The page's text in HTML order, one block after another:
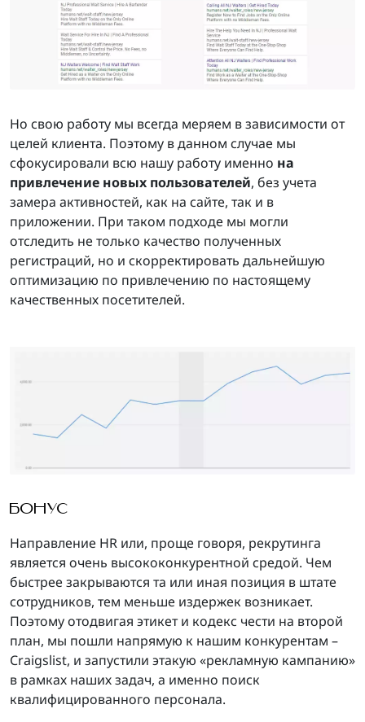
Но свою работу мы всегда меряем в зависимости от
целей клиента. Поэтому в данном случае мы
сфокусировали всю нашу работу именно на
привлечение новых пользователей, без учета
замера активностей, как на сайте, так и в
приложении. При таком подходе мы могли
отследить не только качество полученных
регистраций, но и скорректировать дальнейшую
оптимизацию по привлечению по настоящему
качественных посетителей.
БОНУС
Направление HR или, проще говоря, рекрутинга
является очень высококонкурентной средой. Чем
быстрее закрываются та или иная позиция в штате
сотрудников, тем меньше издержек возникает.
Поэтому отодвигая этикет и кодекс чести на второй
план, мы пошли напрямую к нашим конкурентам –
Craigslist, и запустили этакую «рекламную кампанию»
в рамках наших задач, а именно поиск
квалифицированного персонала.